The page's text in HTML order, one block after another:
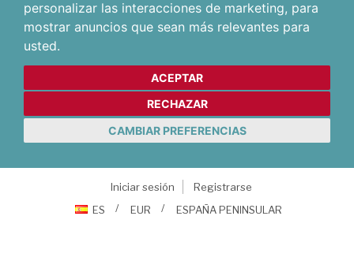
personalizar las interacciones de marketing, para
mostrar anuncios que sean más relevantes para
usted.
ACEPTAR
RECHAZAR
CAMBIAR PREFERENCIAS
Iniciar sesión
Registrarse
ES
EUR ESPAÑA PENINSULAR